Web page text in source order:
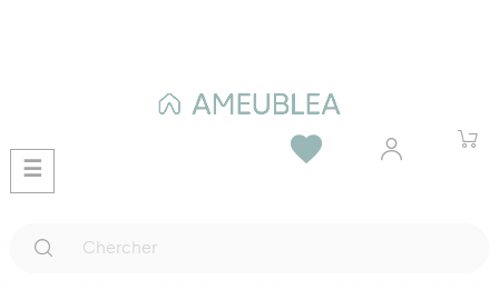
Basculer
la
☰
favorite